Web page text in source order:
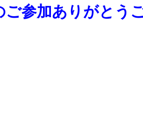
ご参加ありがとう